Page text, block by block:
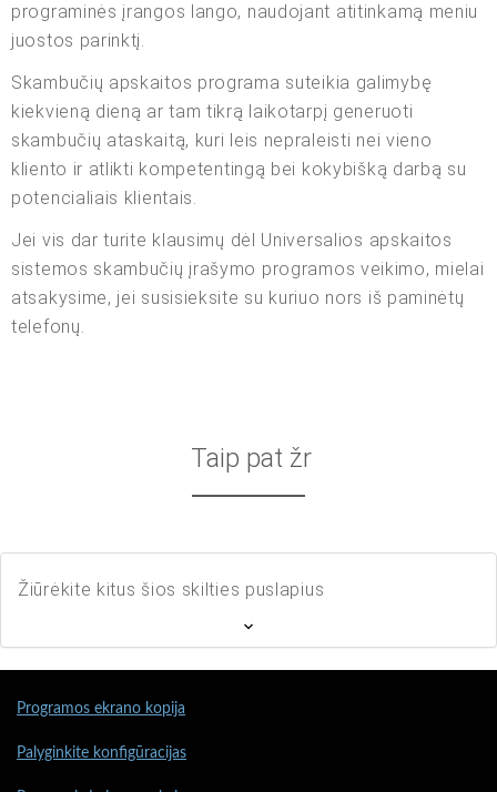
programinės įrangos lango, naudojant atitinkamą meniu
juostos parinktį.
Skambučių apskaitos programa suteikia galimybę
kiekvieną dieną ar tam tikrą laikotarpį generuoti
skambučių ataskaitą, kuri leis nepraleisti nei vieno
kliento ir atlikti kompetentingą bei kokybišką darbą su
potencialiais klientais.
Jei vis dar turite klausimų dėl Universalios apskaitos
sistemos skambučių įrašymo programos veikimo, mielai
atsakysime, jei susisieksite su kuriuo nors iš paminėtų
telefonų.
Taip pat žr
Žiūrėkite kitus šios skilties puslapius
Programos ekrano kopija
Palyginkite konfigūracijas